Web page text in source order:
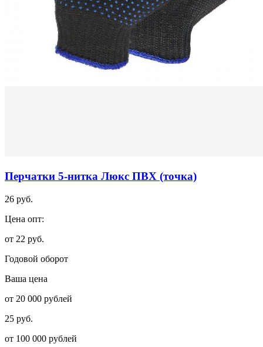
Перчатки 5-нитка Люкс ПВХ (точка)
26 руб.
Цена опт:
от 22 руб.
Годовой оборот
Ваша цена
от 20 000 рублей
25 руб.
от 100 000 рублей